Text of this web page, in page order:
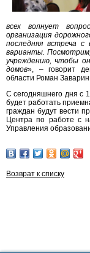
всех волнует
организация
последняя встреча
варианты.
учреждению, чтобы
домов», – говорит
области Роман
С сегодняшнего дня с
будет работать
граждан будут вести
Центра по работе с
Управления
Возврат к списку